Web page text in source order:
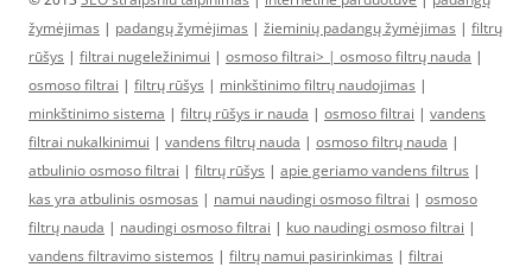
žymėjimas | padangų žymėjimas | žieminių padangų žymėjimas | filtrų
rūšys | filtrai nugeležinimui | osmoso filtrai> | osmoso filtrų nauda |
osmoso filtrai | filtrų rūšys | minkštinimo filtrų naudojimas |
minkštinimo sistema | filtrų rūšys ir nauda | osmoso filtrai | vandens
filtrai nukalkinimui | vandens filtrų nauda | osmoso filtrų nauda |
atbulinio osmoso filtrai | filtrų rūšys | apie geriamo vandens filtrus |
kas yra atbulinis osmosas | namui naudingi osmoso filtrai | osmoso
filtrų nauda | naudingi osmoso filtrai | kuo naudingi osmoso filtrai |
vandens filtravimo sistemos | filtrų namui pasirinkimas | filtrai